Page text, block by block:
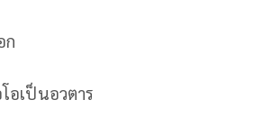
ก
เป็นอวตาร